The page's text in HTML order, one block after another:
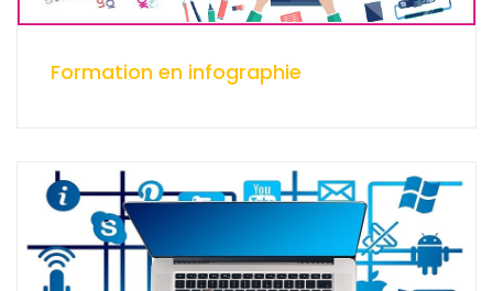
Formation en infographie